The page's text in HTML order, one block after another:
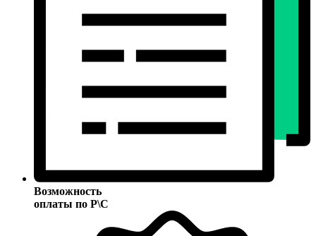
Возможность
оплаты по Р\С